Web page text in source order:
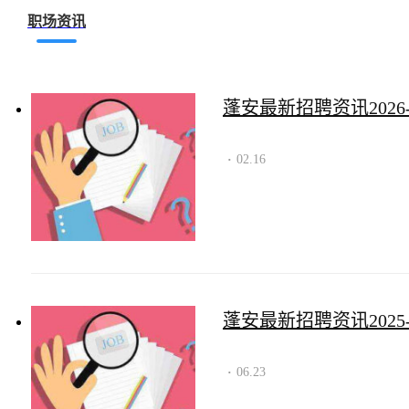
职场资讯
蓬安最新招聘资讯
· 02.16
蓬安最新招聘资讯
· 06.23